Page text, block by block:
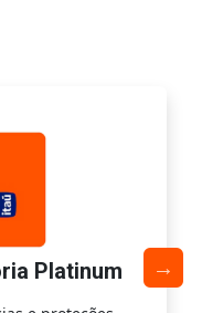
Platinum